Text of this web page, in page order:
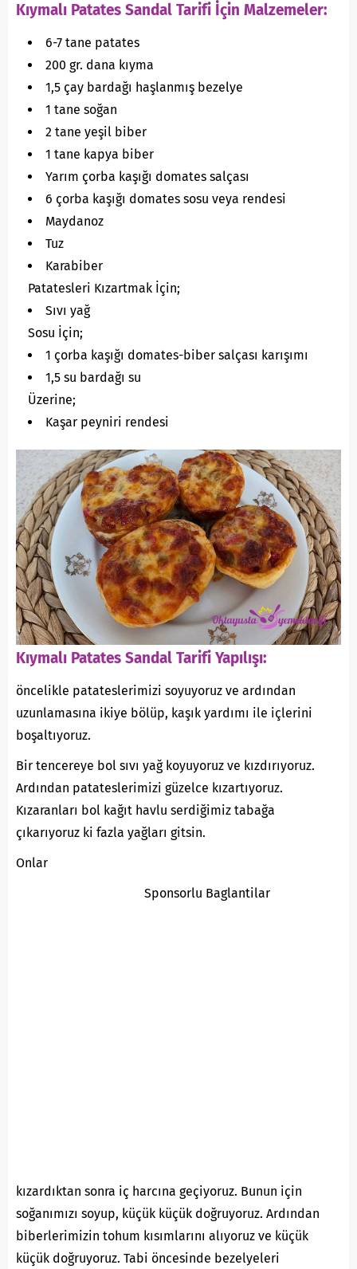
Kıymalı Patates Sandal Tarifi İçin Malzemeler:
6-7 tane patates
200 gr. dana kıyma
1,5 çay bardağı haşlanmış bezelye
1 tane soğan
2 tane yeşil biber
1 tane kapya biber
Yarım çorba kaşığı domates salçası
6 çorba kaşığı domates sosu veya rendesi
Maydanoz
Tuz
Karabiber
Patatesleri Kızartmak İçin;
Sıvı yağ
Sosu İçin;
1 çorba kaşığı domates-biber salçası karışımı
1,5 su bardağı su
Üzerine;
Kaşar peyniri rendesi
Kıymalı Patates Sandal Tarifi Yapılışı:
öncelikle patateslerimizi soyuyoruz ve ardından
uzunlamasına ikiye bölüp, kaşık yardımı ile içlerini
boşaltıyoruz.
Bir tencereye bol sıvı yağ koyuyoruz ve kızdırıyoruz.
Ardından patateslerimizi güzelce kızartıyoruz.
Kızaranları bol kağıt havlu serdiğimiz tabağa
çıkarıyoruz ki fazla yağları gitsin.
Sponsorlu Baglantilar
Onlar
kızardıktan sonra iç harcına geçiyoruz. Bunun için
soğanımızı soyup, küçük küçük doğruyoruz. Ardından
biberlerimizin tohum kısımlarını alıyoruz ve küçük
küçük doğruyoruz. Tabi öncesinde bezelyeleri